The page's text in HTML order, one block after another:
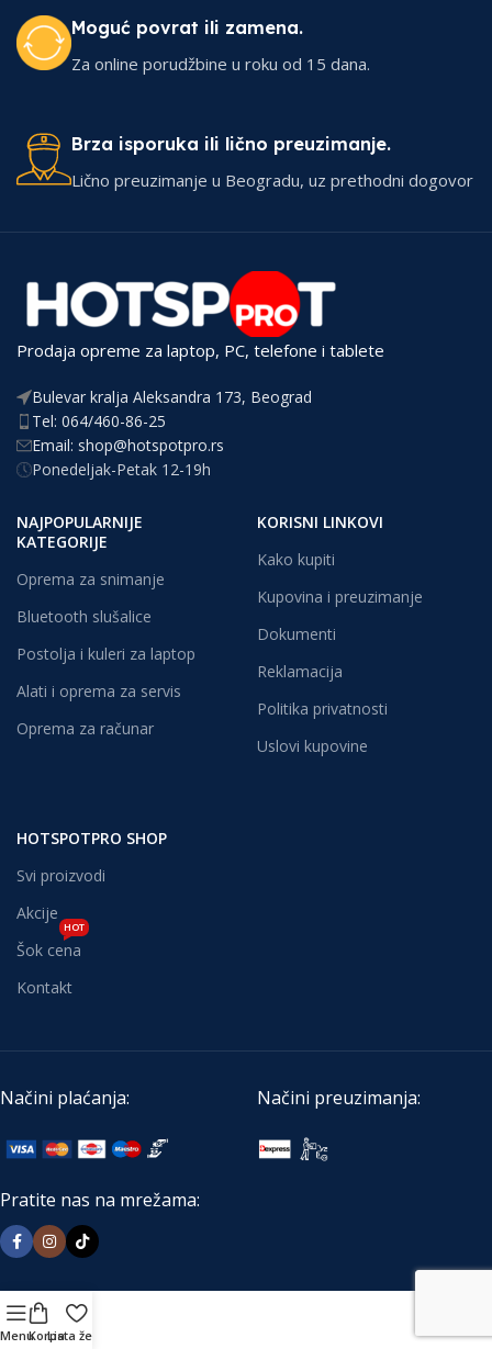
Moguć povrat ili zamena.
Za online porudžbine u roku od 15 dana.
Brza isporuka ili lično preuzimanje.
Lično preuzimanje u Beogradu, uz prethodni dogovor
Prodaja opreme za laptop, PC, telefone i tablete
Bulevar kralja Aleksandra 173, Beograd
Tel: 064/460-86-25
Email: shop@hotspotpro.rs
Ponedeljak-Petak 12-19h
NAJPOPULARNIJE
KATEGORIJE
Oprema za snimanje
Bluetooth slušalice
Postolja i kuleri za laptop
Alati i oprema za servis
Oprema za računar
KORISNI LINKOVI
Kako kupiti
Kupovina i preuzimanje
Dokumenti
Reklamacija
Politika privatnosti
Uslovi kupovine
HOTSPOTPRO SHOP
Svi proizvodi
Akcije
Šok cena
HOT
Kontakt
Načini plaćanja: Načini preuzimanja:
Pratite nas na mrežama:
MenuKorpaLista želja